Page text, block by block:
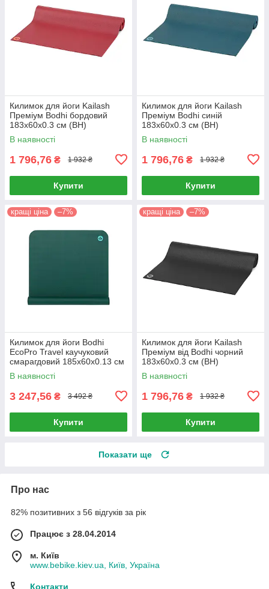
Килимок для йоги Kailash
Преміум Bodhi бордовий
183x60x0.3 см (BH)
В наявності
1 796,76 ₴ 1 932 ₴
Купити
Килимок для йоги Kailash
Преміум Bodhi синій
183x60x0.3 см (BH)
В наявності
1 796,76 ₴ 1 932 ₴
Купити
кращі ціна –7%
Килимок для йоги Bodhi
EcoPro Travel каучуковий
смарагдовий 185x60x0.13 см
(BH)
В наявності
3 247,56 ₴ 3 492 ₴
Купити
кращі ціна –7%
Килимок для йоги Kailash
Преміум від Bodhi чорний
183x60x0.3 см (BH)
В наявності
1 796,76 ₴ 1 932 ₴
Купити
Показати ще
Про нас
82% позитивних з 56 відгуків за рік
Працює з 28.04.2014
м. Київ
www.bebike.kiev.ua, Київ, Україна
Контакти